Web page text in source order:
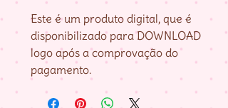
Este é um produto digital, que é
disponibilizado para DOWNLOAD
logo após a comprovação do
pagamento.